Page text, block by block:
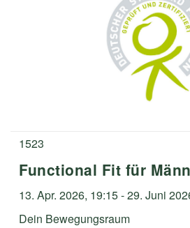
1523
Functional Fit für
13. Apr. 2026, 19:15 - 29. Juni
Dein Bewegungsraum